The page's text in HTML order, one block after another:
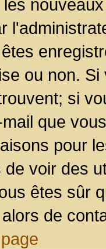
ou non.
si
que
pour
voir des
êtes sûr
de